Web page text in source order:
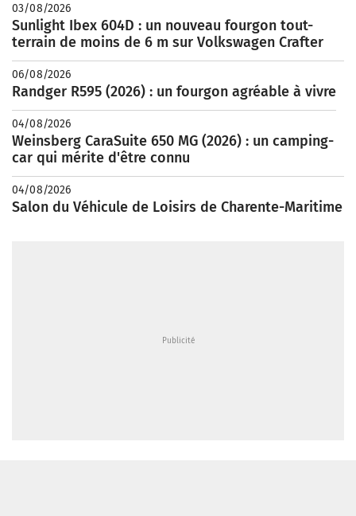
03/08/2026
Sunlight Ibex 604D : un nouveau fourgon tout-
terrain de moins de 6 m sur Volkswagen Crafter
06/08/2026
Randger R595 (2026) : un fourgon agréable à vivre
04/08/2026
Weinsberg CaraSuite 650 MG (2026) : un camping-
car qui mérite d'être connu
04/08/2026
Salon du Véhicule de Loisirs de Charente-Maritime